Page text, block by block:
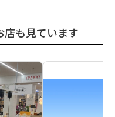
店も見ています